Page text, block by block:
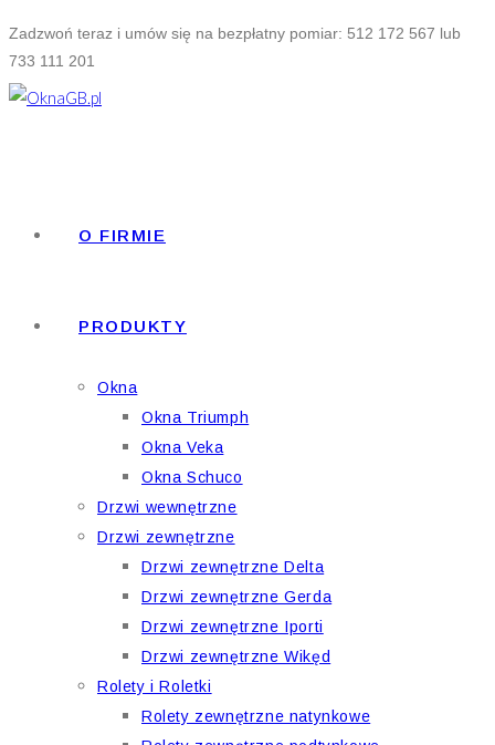
to
content
Zadzwoń teraz i umów się na bezpłatny pomiar: 512 172 567 lub
733 111 201
O FIRMIE
PRODUKTY
Okna
Okna Triumph
Okna Veka
Okna Schuco
Drzwi wewnętrzne
Drzwi zewnętrzne
Drzwi zewnętrzne Delta
Drzwi zewnętrzne Gerda
Drzwi zewnętrzne Iporti
Drzwi zewnętrzne Wikęd
Rolety i Roletki
Rolety zewnętrzne natynkowe